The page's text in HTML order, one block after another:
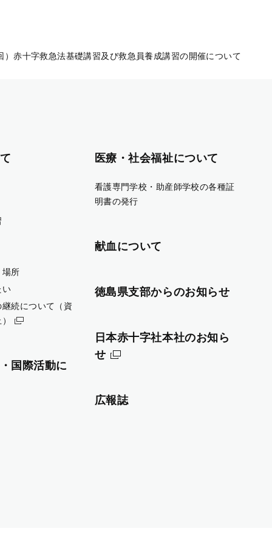
）赤十字救急法基礎講習及び救急員養成講習の開催について
場所
い
続について（資
国際活動に
医療・社会福祉について
看護専門学校・助産師学校の各種証
明書の発行
献血について
徳島県支部からのお知らせ
日本赤十字社本社のお知ら
せ
広報誌